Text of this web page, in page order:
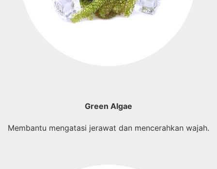
Green Algae
Membantu mengatasi jerawat dan mencerahkan wajah.